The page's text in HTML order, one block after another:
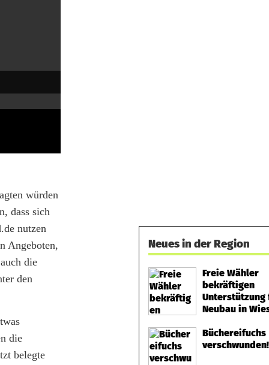
würden
dass sich
nutzen
Angeboten,
die
den
die
belegte
Neues in der Region
Freie Wähler
bekräftigen
Unterstützung
Neubau in
Büchereifuchs
verschwunden!